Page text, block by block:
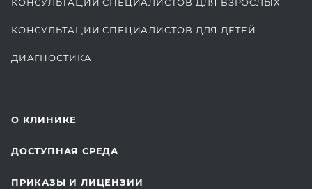
КОНСУЛЬТАЦИИ СПЕЦИАЛИСТОВ ДЛЯ ДЕТЕЙ
ДИАГНОСТИКА
О КЛИНИКЕ
ДОСТУПНАЯ СРЕДА
ПРИКАЗЫ И ЛИЦЕНЗИИ